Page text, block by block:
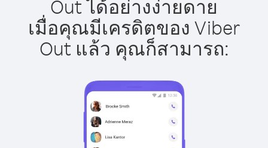
Out ได้อย่างง่ายดาย
เมื่อคุณมีเครดิตของ Viber
Out แล้ว คุณก็สามารถ: